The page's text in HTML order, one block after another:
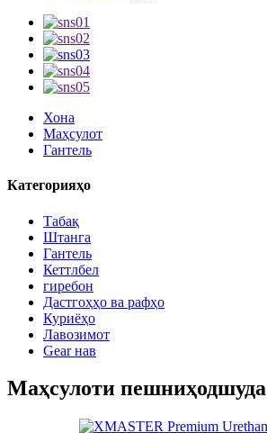
Хона
Маҳсулот
Гантель
Категорияҳо
Табақ
Штанга
Гантель
Кеттлбел
гиребон
Дастгоҳҳо ва рафҳо
Куриёҳо
Лавозимот
Gear нав
Маҳсулоти пешниҳодшуда